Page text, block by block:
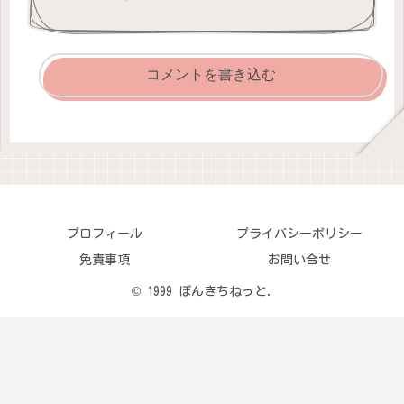
コメントを書き込む
プロフィール プライバシーポリシー
免責事項 お問い合せ
© 1999 ぽんきちねっと.